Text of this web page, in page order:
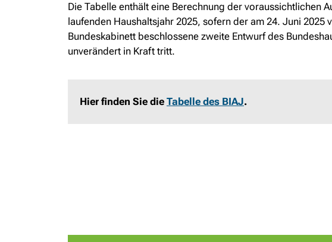
Die Tabelle enthält eine Berechnung der voraussichtlichen
laufenden Haushaltsjahr 2025, sofern der am 24. Juni 2025
Bundeskabinett beschlossene zweite Entwurf des
unverändert in Kraft tritt.
Hier finden Sie die Tabelle des BIAJ.